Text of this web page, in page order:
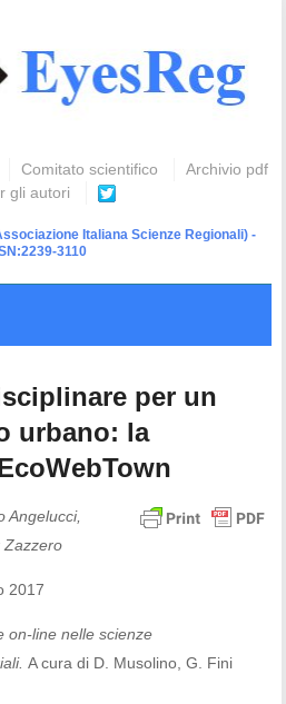
Comitato scientifico
Archivio pdf
gli autori
Italiana Scienze Regionali) -
3110
per un
urbano: la
Angelucci,
Zazzero
2017
on-line nelle scienze
A cura di D. Musolino, G. Fini